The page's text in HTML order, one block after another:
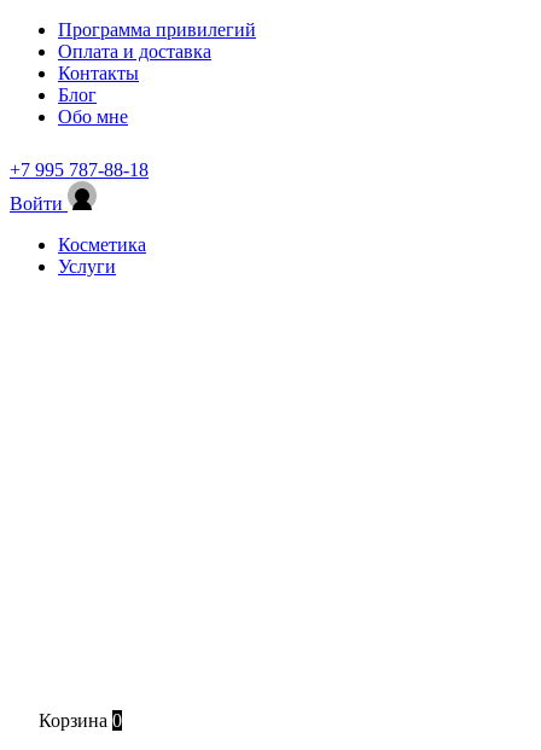
Программа привилегий
Оплата и доставка
Контакты
Блог
Обо мне
+7 995 787-88-18
Войти
Косметика
Услуги
Корзина 0